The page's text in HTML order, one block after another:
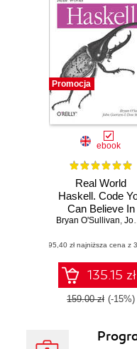
Promocja
ebook
Real World
Haskell. Code
Can Believe In
Bryan O'Sullivan, John Goerzen
(95,40 zł najniższa cena z
135.15 zł
159.00 zł (-15%)